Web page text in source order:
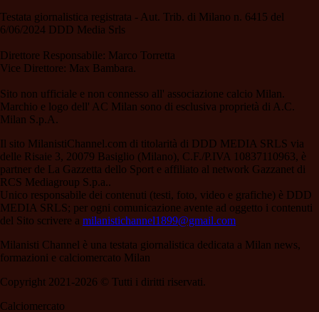
Testata giornalistica registrata - Aut. Trib. di Milano n. 6415 del
6/06/2024 DDD Media Srls
Direttore Responsabile: Marco Torretta
Vice Direttore: Max Bambara.
Sito non ufficiale e non connesso all' associazione calcio Milan.
Marchio e logo dell' AC Milan sono di esclusiva proprietà di A.C.
Milan S.p.A.
Il sito MilanistiChannel.com di titolarità di DDD MEDIA SRLS via
delle Risaie 3, 20079 Basiglio (Milano), C.F./P.IVA 10837110963, è
partner de La Gazzetta dello Sport e affiliato al network Gazzanet di
RCS Mediagroup S.p.a..
Unico responsabile dei contenuti (testi, foto, video e grafiche) è DDD
MEDIA SRLS; per ogni comunicazione avente ad oggetto i contenuti
del Sito scrivere a milanistichannel1899@gmail.com
Milanisti Channel è una testata giornalistica dedicata a Milan news,
formazioni e calciomercato Milan
Copyright 2021-2026 © Tutti i diritti riservati.
Calciomercato